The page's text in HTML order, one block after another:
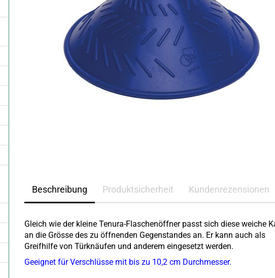
Beschreibung Produktsicherheit Kundenrezensionen
Gleich wie der kleine Tenura-Flaschenöffner passt sich diese weiche
an die Grösse des zu öffnenden Gegenstandes an. Er kann auch als
Greifhilfe von Türknäufen und anderem eingesetzt werden.
Geeignet für Verschlüsse mit bis zu 10,2 cm Durchmesser.